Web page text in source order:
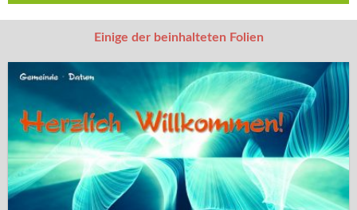
Einige der beinhalteten Folien